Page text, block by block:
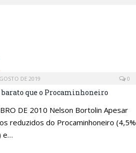
DE 2019 0
barato que o Procaminhoneiro
DE 2010 Nelson Bortolin Apesar
reduzidos do Procaminhoneiro (4,5%
e…